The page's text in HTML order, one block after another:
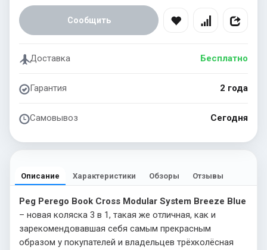
Сообщить
Доставка Бесплатно
Гарантия 2 года
Самовывоз Сегодня
Описание Характеристики Обзоры Отзывы
Peg Perego Book Cross Modular System Breeze Blue
– новая коляска 3 в 1, такая же отличная, как и
зарекомендовавшая себя самым прекрасным
образом у покупателей и владельцев трёхколёсная